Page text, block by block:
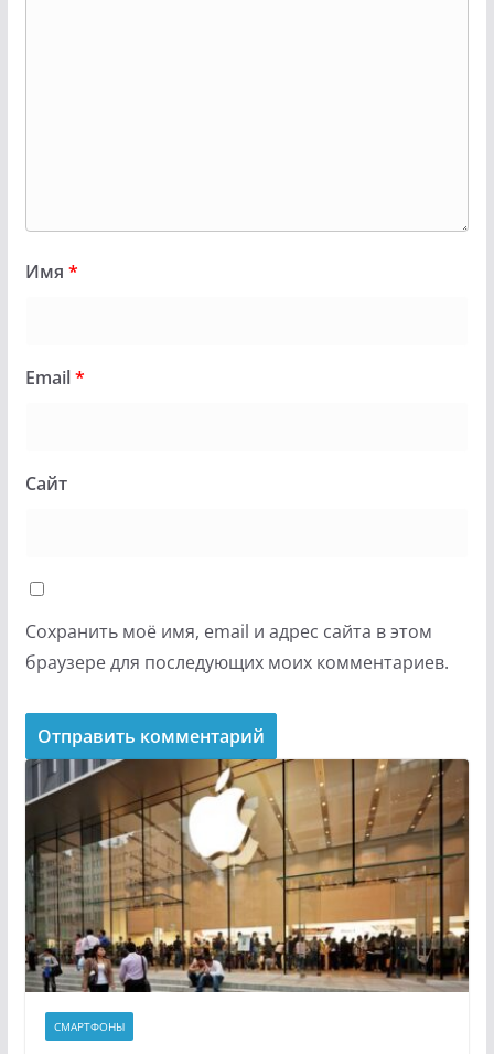
Имя *
Email*
Сайт
Сохранить моё имя, email и адрес сайта в этом
браузере для последующих моих комментариев.
СМАРТФОНЫ